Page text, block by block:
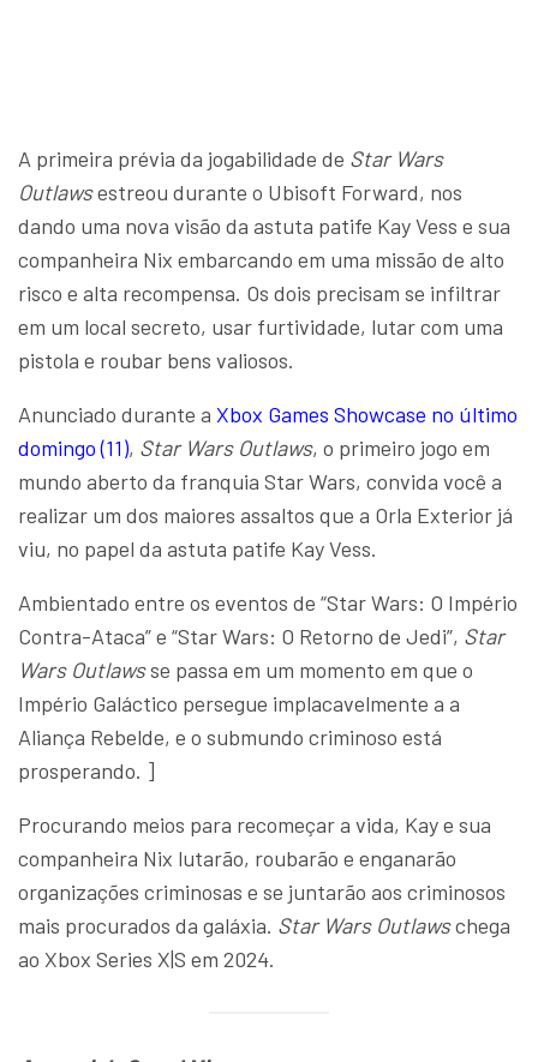
A primeira prévia da jogabilidade de Star Wars
Outlawsestreou durante o Ubisoft Forward, nos
dando uma nova visão da astuta patife Kay Vess e sua
companheira Nix embarcando em uma missão de alto
risco e alta recompensa. Os dois precisam se infiltrar
em um local secreto, usar furtividade, lutar com uma
pistola e roubar bens valiosos.
Anunciado durante a Xbox Games Showcase no último
domingo (11), Star Wars Outlaws, o primeiro jogo em
mundo aberto da franquia Star Wars, convida você a
realizar um dos maiores assaltos que a Orla Exterior já
viu, no papel da astuta patife Kay Vess.
Ambientado entre os eventos de “Star Wars: O Império
Contra-Ataca” e “Star Wars: O Retorno de Jedi”, Star
Wars Outlawsse passa em um momento em que o
Império Galáctico persegue implacavelmente a a
Aliança Rebelde, e o submundo criminoso está
prosperando. ]
Procurando meios para recomeçar a vida, Kay e sua
companheira Nix lutarão, roubarão e enganarão
organizações criminosas e se juntarão aos criminosos
mais procurados da galáxia. Star Wars Outlawschega
ao Xbox Series X|S em 2024.